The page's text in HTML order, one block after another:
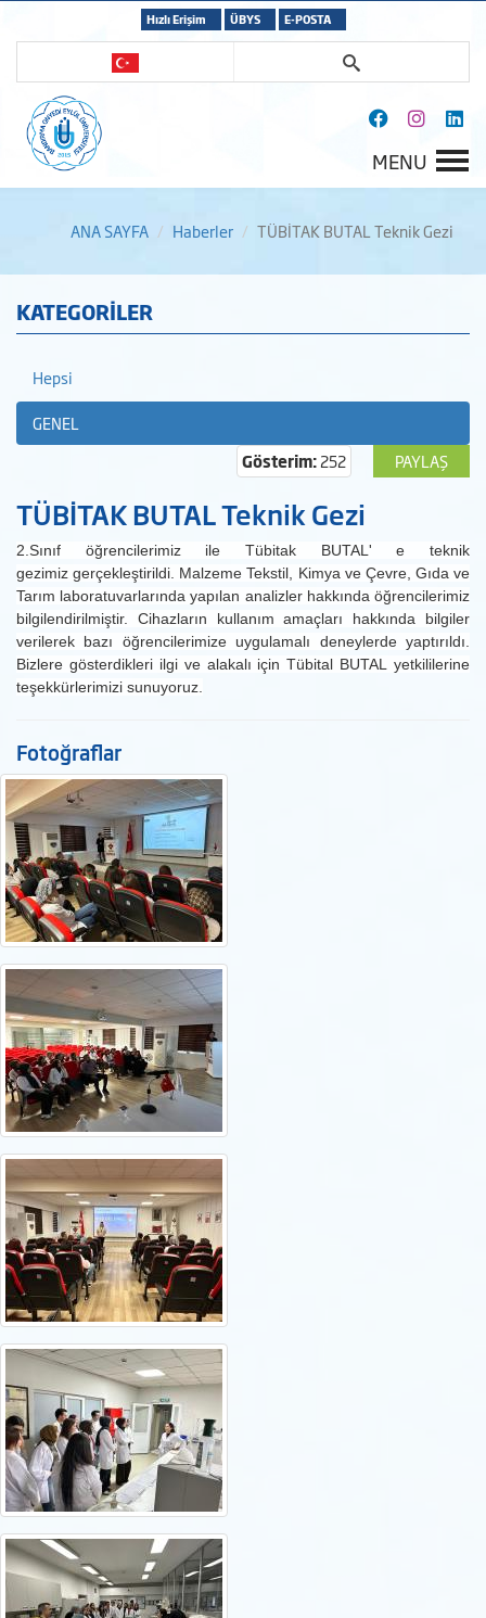
Hızlı Erişim ÜBYS E-POSTA
MENU
ANA SAYFA Haberler TÜBİTAK BUTAL Teknik Gezi
KATEGORİLER
Hepsi
GENEL
PAYLAŞ
Gösterim:252
TÜBİTAK BUTAL Teknik Gezi
2.Sınıf öğrencilerimiz ile Tübitak BUTAL' e teknik
gezimiz gerçekleştirildi. Malzeme Tekstil, Kimya ve Çevre, Gıda ve
Tarım laboratuvarlarında yapılan analizler hakkında öğrencilerimiz
bilgilendirilmiştir. Cihazların kullanım amaçları hakkında bilgiler
verilerek bazı öğrencilerimize uygulamalı deneylerde yaptırıldı.
Bizlere gösterdikleri ilgi ve alakalı için Tübital BUTAL yetkililerine
teşekkürlerimizi sunuyoruz.
Fotoğraflar